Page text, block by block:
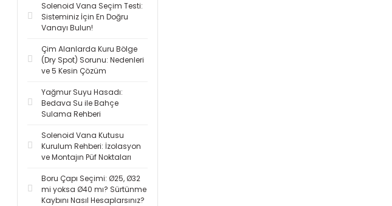
Solenoid Vana Seçim Testi:
Sisteminiz İçin En Doğru
Vanayı Bulun!
Çim Alanlarda Kuru Bölge
(Dry Spot) Sorunu: Nedenleri
ve 5 Kesin Çözüm
Yağmur Suyu Hasadı:
Bedava Su ile Bahçe
Sulama Rehberi
Solenoid Vana Kutusu
Kurulum Rehberi: İzolasyon
ve Montajın Püf Noktaları
Boru Çapı Seçimi: Ø25, Ø32
mi yoksa Ø40 mı? Sürtünme
Kaybını Nasıl Hesaplarsınız?